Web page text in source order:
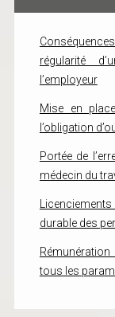
régularité
l’employeur
Mise en
l’obligation
Portée de
médecin du
durable des
tous les